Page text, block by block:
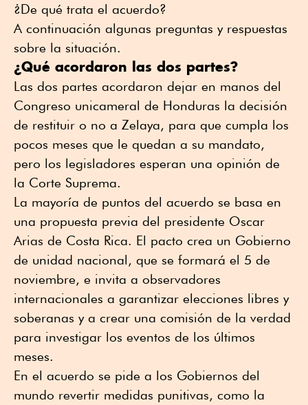
¿De qué trata el acuerdo?
A continuación algunas preguntas y respuestas
sobre la situación.
¿Qué acordaron las dos partes?
Las dos partes acordaron dejar en manos del
Congreso unicameral de Honduras la decisión
de restituir o no a Zelaya, para que cumpla los
pocos meses que le quedan a su mandato,
pero los legisladores esperan una opinión de
la Corte Suprema.
La mayoría de puntos del acuerdo se basa en
una propuesta previa del presidente Oscar
Arias de Costa Rica. El pacto crea un Gobierno
de unidad nacional, que se formará el 5 de
noviembre, e invita a observadores
internacionales a garantizar elecciones libres y
soberanas y a crear una comisión de la verdad
para investigar los eventos de los últimos
meses.
En el acuerdo se pide a los Gobiernos del
mundo revertir medidas punitivas, como la